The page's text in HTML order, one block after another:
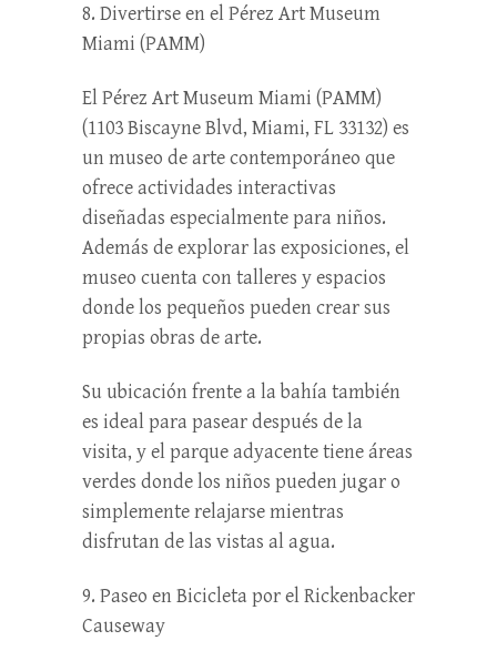
8. Divertirse en el Pérez Art Museum
Miami (PAMM)
El Pérez Art Museum Miami (PAMM)
(1103 Biscayne Blvd, Miami, FL 33132) es
un museo de arte contemporáneo que
ofrece actividades interactivas
diseñadas especialmente para niños.
Además de explorar las exposiciones, el
museo cuenta con talleres y espacios
donde los pequeños pueden crear sus
propias obras de arte.
Su ubicación frente a la bahía también
es ideal para pasear después de la
visita, y el parque adyacente tiene áreas
verdes donde los niños pueden jugar o
simplemente relajarse mientras
disfrutan de las vistas al agua.
9. Paseo en Bicicleta por el Rickenbacker
Causeway